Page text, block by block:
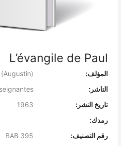
L’évangile de Paul
المؤلف:
الناشر:
Les équipes enseignantes
تاريخ النشر:
رمدك:
رقم التصنيف: